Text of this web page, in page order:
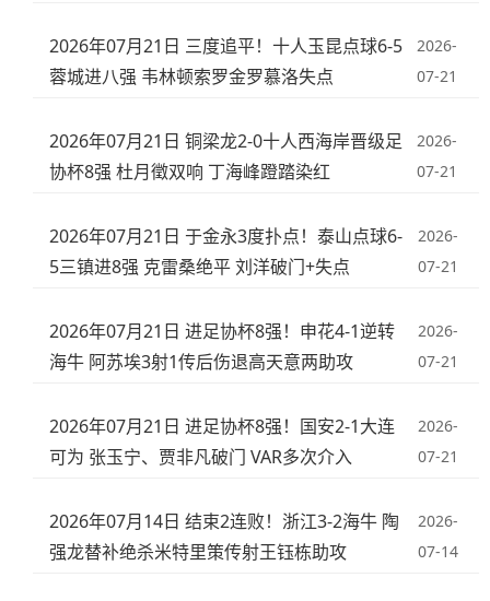
2026年07月21日 三度追平！十人玉昆点球6-5
蓉城进八强 韦林顿索罗金罗慕洛失点
2026-
07-21
2026年07月21日 铜梁龙2-0十人西海岸晋级足
协杯8强 杜月徵双响 丁海峰蹬踏染红
2026-
07-21
2026年07月21日 于金永3度扑点！泰山点球6-
5三镇进8强 克雷桑绝平 刘洋破门+失点
2026-
07-21
2026年07月21日 进足协杯8强！申花4-1逆转
海牛 阿苏埃3射1传后伤退高天意两助攻
2026-
07-21
2026年07月21日 进足协杯8强！国安2-1大连
可为 张玉宁、贾非凡破门 VAR多次介入
2026-
07-21
2026年07月14日 结束2连败！浙江3-2海牛 陶
强龙替补绝杀米特里策传射王钰栋助攻
2026-
07-14